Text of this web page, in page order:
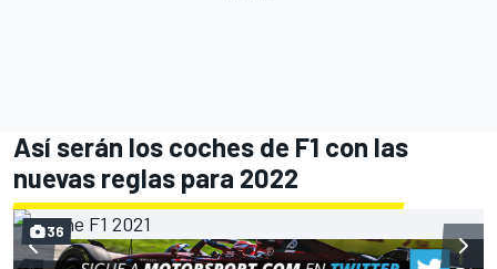
Así serán los coches de F1 con las
nuevas reglas para 2022
36